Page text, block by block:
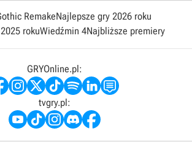
RemakeNajlepsze gry 2026 roku
rokuWiedźmin 4Najbliższe premiery
GRYOnline.pl:
tvgry.pl: